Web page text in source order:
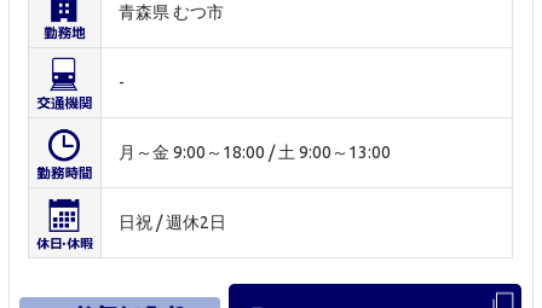
青森県 むつ市
-
月～金 9:00～18:00 / 土 9:00～13:00
日祝 / 週休2日